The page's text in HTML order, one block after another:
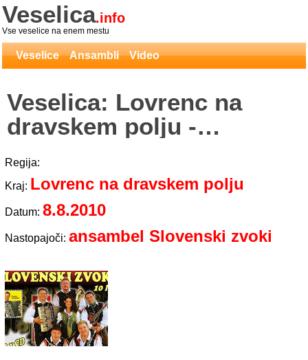
Veselica.info
Vse veselice na enem mestu
Veselice Ansambli Video
Veselica: Lovrenc na
dravskem polju -
Regija:
Kraj: Lovrenc na dravskem polju
Datum: 8.8.2010
Nastopajoči: ansambel Slovenski zvoki